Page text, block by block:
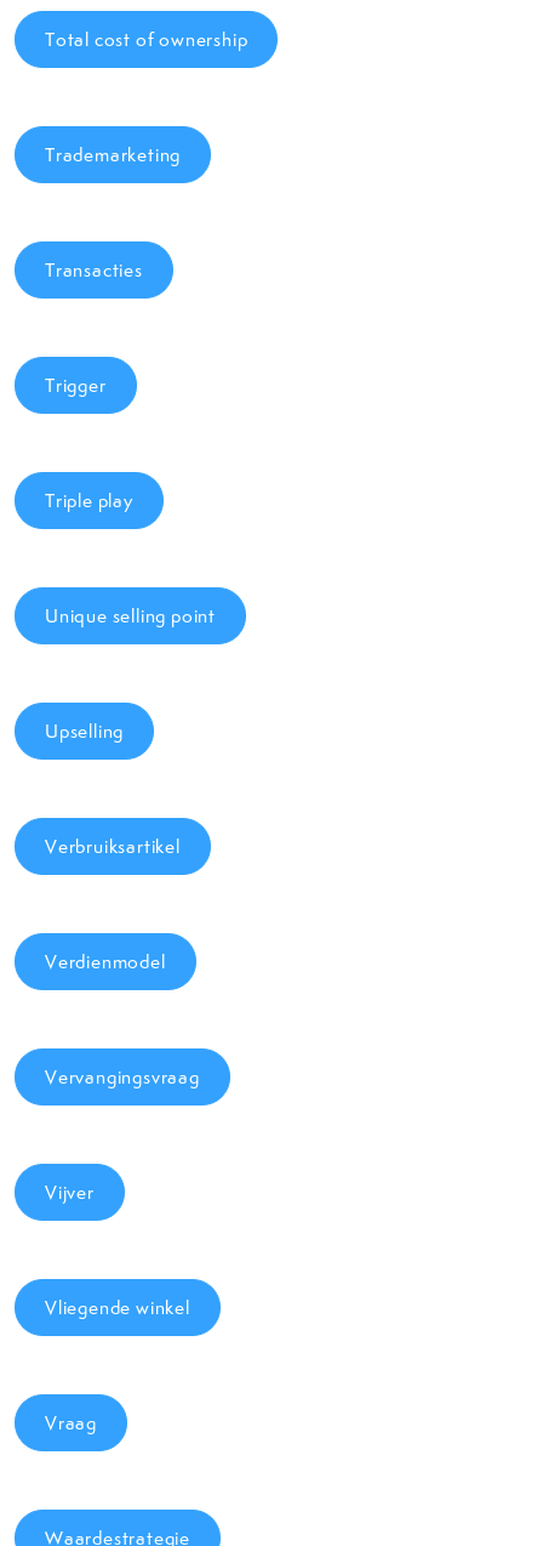
Total cost of ownership
Trademarketing
Transacties
Trigger
Triple play
Unique selling point
Upselling
Verbruiksartikel
Verdienmodel
Vervangingsvraag
Vijver
Vliegende winkel
Vraag
Waardestrategie